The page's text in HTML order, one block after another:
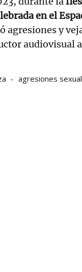
en el
agresiones y
audiovisual
agresiones